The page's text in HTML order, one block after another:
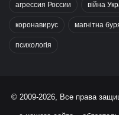
агрессия России війна
коронавирус магнітна
психологія
© 2009-2026, Все права